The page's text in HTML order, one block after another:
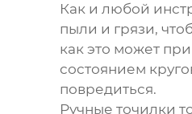
Как и любой
пыли и грязи,
как это может
состоянием
повредиться.
Ручные точилки